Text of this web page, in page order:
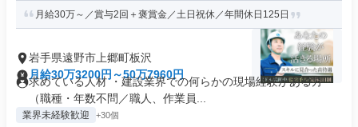
月給30万～／賞与2回＋褒賞金／土日祝休／年間休日125日
岩手県遠野市上郷町板沢
月給30万3200円～50万7960円
求めている人材 ・建設業界での何らかの現場経験がある方
（職種・年数不問／職人、作業員...
業界未経験歓迎 +30個